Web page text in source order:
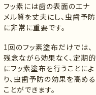
フッ素には歯の表面のエナ
メル質を丈夫にし、虫歯予防
に非常に重要です。
1回のフッ素塗布だけでは、
残念ながら効果なく、定期的
にフッ素塗布を行うことによ
り、虫歯予防の効果を高める
ことができます。